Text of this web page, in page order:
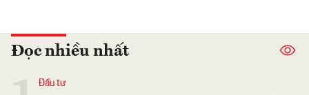
Đọc nhiều nhất
Đầu tư